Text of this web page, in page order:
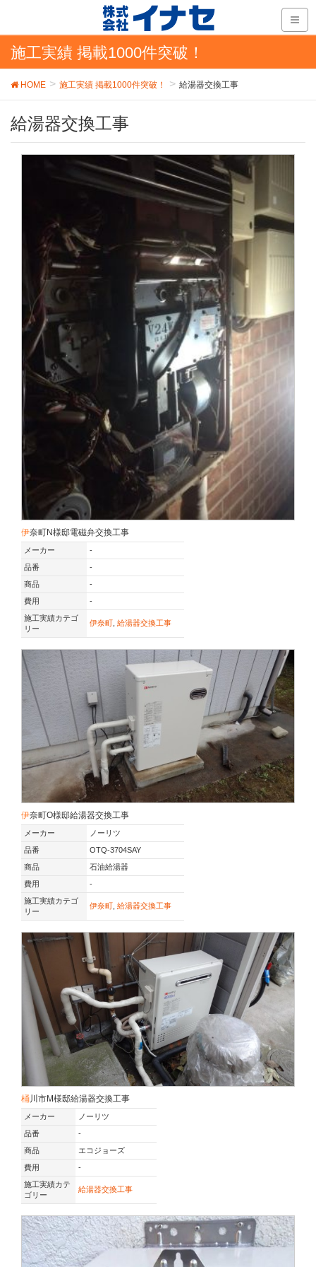
施工実績 掲載1000件突破！
HOME 施工実績 掲載1000件突破！ 給湯器交換工事
給湯器交換工事
伊奈町N様邸電磁弁交換工事
メーカー
-
品番
-
商品
-
費用
-
施工実績カテゴ
リー
伊奈町 給湯器交換工事
伊奈町O様邸給湯器交換工事
メーカー
ノーリツ
品番
OTQ-3704SAY
商品
石油給湯器
費用
-
施工実績カテゴ
リー
伊奈町 給湯器交換工事
桶川市M様邸給湯器交換工事
メーカー
ノーリツ
品番
-
商品
エコジョーズ
費用
-
施工実績カテ
ゴリー
給湯器交換工事